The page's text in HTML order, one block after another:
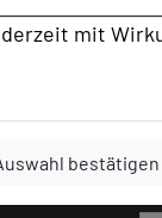
mit
Auswahl bestätigen